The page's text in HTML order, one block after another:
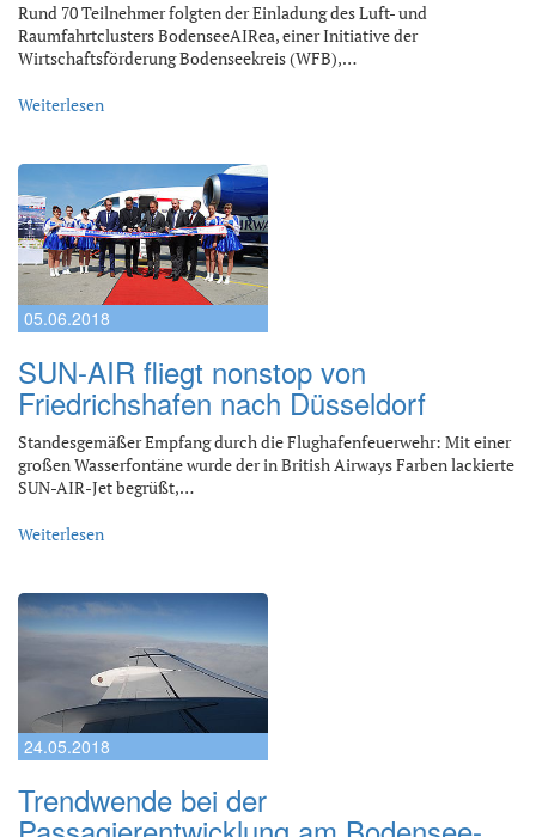
Rund 70 Teilnehmer folgten der Einladung des Luft- und
Raumfahrtclusters BodenseeAIRea, einer Initiative der
Wirtschaftsförderung Bodenseekreis (WFB),…
Weiterlesen
05.06.2018
SUN-AIR fliegt nonstop von
Friedrichshafen nach Düsseldorf
Standesgemäßer Empfang durch die Flughafenfeuerwehr: Mit einer
großen Wasserfontäne wurde der in British Airways Farben lackierte
SUN-AIR-Jet begrüßt,…
Weiterlesen
24.05.2018
Trendwende bei der